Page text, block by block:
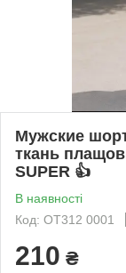
Мужские
ткань
SUPER 👍
В наявності
Код: OT312 0001
210 ₴